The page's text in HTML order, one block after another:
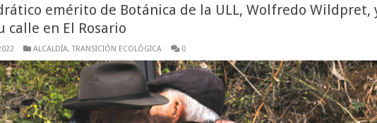
emérito de Botánica de la ULL, Wolfredo Wildpret,
calle en El Rosario
ALCALDÍA,TRANSICIÓN ECOLÓGICA 0